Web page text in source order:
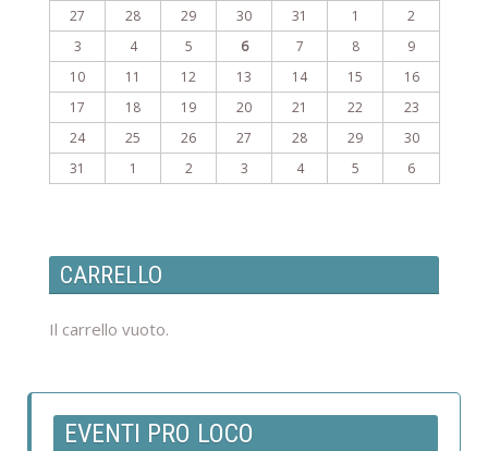
27
28 29 30 31 1
2
3
4 5 6 7 8
9
10
11 12 13 14 15
16
17
18 19 20 21 22
23
24
25 26 27 28 29
30
31
1 2 3 4 5 6
CARRELLO
Il carrello vuoto.
EVENTI PRO LOCO